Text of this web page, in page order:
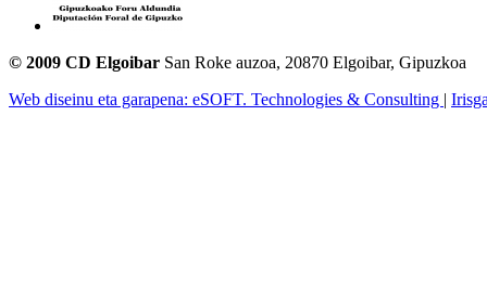
© 2009 CD Elgoibar San Roke auzoa, 20870 Elgoibar, Gipuzkoa
Web diseinu eta garapena: eSOFT. Technologies & Consulting |